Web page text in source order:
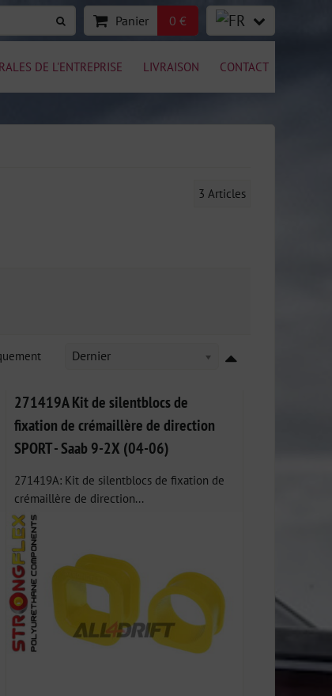
Panier 0 €
DE L'ENTREPRISE LIVRAISON CONTACT
3 Articles
Dernier
271419A Kit de silentblocs de
fixation de crémaillère de direction
SPORT - Saab 9-2X (04-06)
271419A: Kit de silentblocs de fixation de
crémaillère de direction...